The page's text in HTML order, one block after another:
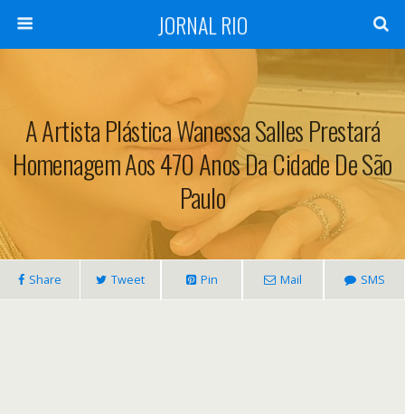
JORNAL RIO
A Artista Plástica Wanessa Salles Prestará
Homenagem Aos 470 Anos Da Cidade De São
Paulo
Share Tweet Pin Mail SMS